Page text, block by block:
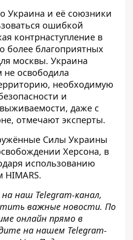
Украина и её союзники
ошибкой
контрнаступление в
более благоприятных
москвы. Украина
освободила
необходимую
и
даже с
отмечают эксперты.
Силы Украины
Херсона, в
использованию
HIMARS.
на наш Telegram-канал,
важные новости. По
онлайн прямо в
на нашем Telegram-